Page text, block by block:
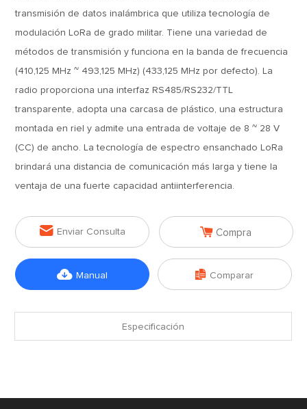
transmisión de datos inalámbrica que utiliza tecnología de
modulación LoRa de grado militar. Tiene una variedad de
métodos de transmisión y funciona en la banda de frecuencia
(410,125 MHz ~ 493,125 MHz) (433,125 MHz por defecto). La
radio proporciona una interfaz RS485/RS232/TTL
transparente, adopta una carcasa de plástico, una estructura
montada en riel y admite una entrada de voltaje de 8 ~ 28 V
(CC) de ancho. La tecnología de espectro ensanchado LoRa
brindará una distancia de comunicación más larga y tiene la
ventaja de una fuerte capacidad antiinterferencia.
 Enviar Consulta  Compra
 Manual  Comparar
Especificación